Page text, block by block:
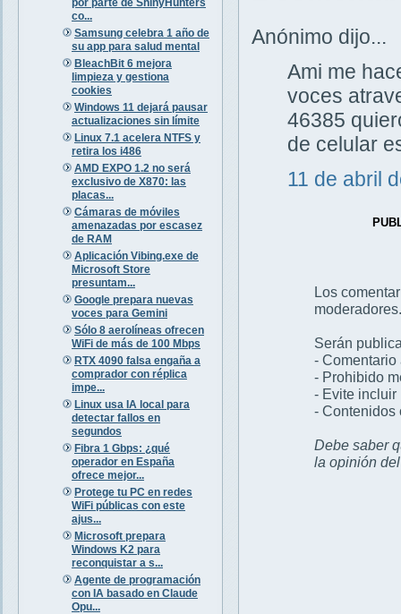
co...
Samsung celebra 1 año de
su app para salud mental
BleachBit 6 mejora
limpieza y gestiona
cookies
Windows 11 dejará pausar
actualizaciones sin límite
Linux 7.1 acelera NTFS y
retira los i486
AMD EXPO 1.2 no será
exclusivo de X870: las
placas...
Cámaras de móviles
amenazadas por escasez
de RAM
Aplicación Vibing.exe de
Microsoft Store
presuntam...
Google prepara nuevas
voces para Gemini
Sólo 8 aerolíneas ofrecen
WiFi de más de 100 Mbps
RTX 4090 falsa engaña a
comprador con réplica
impe...
Linux usa IA local para
detectar fallos en
segundos
Fibra 1 Gbps: ¿qué
operador en España
ofrece mejor...
Protege tu PC en redes
WiFi públicas con este
ajus...
Microsoft prepara
Windows K2 para
reconquistar a s...
Agente de programación
con IA basado en Claude
Opu...
Anónimo dijo...
Ami me
voces
46385
de celular
11 de abril
Los
moderadores.
Serán
- Comentario
- Prohibido
- Evite incluir
- Contenidos
Debe saber
la opinión